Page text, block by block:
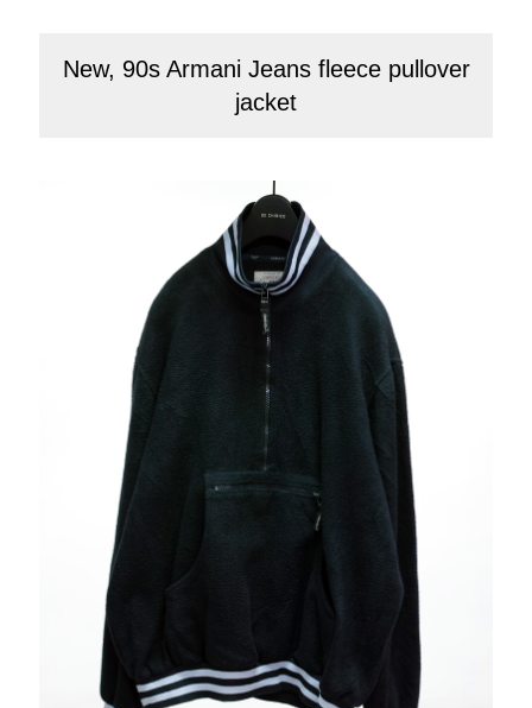
New, 90s Armani Jeans fleece pullover
jacket